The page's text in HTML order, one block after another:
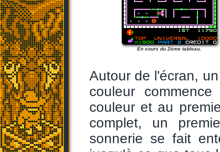
En cours du 2ème tableau.
Autour de l'écran,
couleur
couleur et au
complet, un
sonnerie se fait